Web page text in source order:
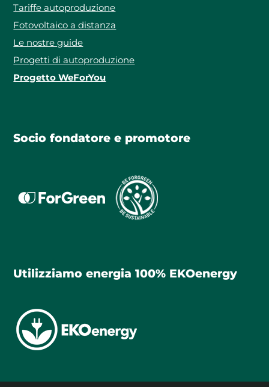
Tariffe autoproduzione
Fotovoltaico a distanza
Le nostre guide
Progetti di autoproduzione
Progetto WeForYou
Socio fondatore e promotore
Utilizziamo energia 100% EKOenergy